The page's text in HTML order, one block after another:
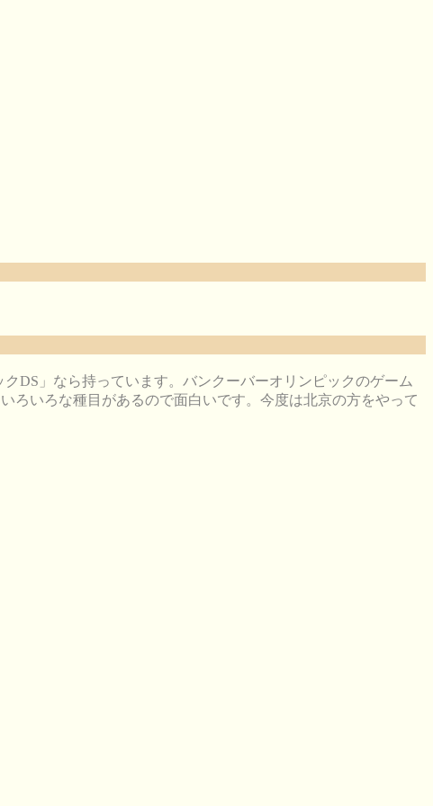
DS」なら持っています。バンクーバーオリンピックのゲーム
ろいろな種目があるので面白いです。今度は北京の方をやって